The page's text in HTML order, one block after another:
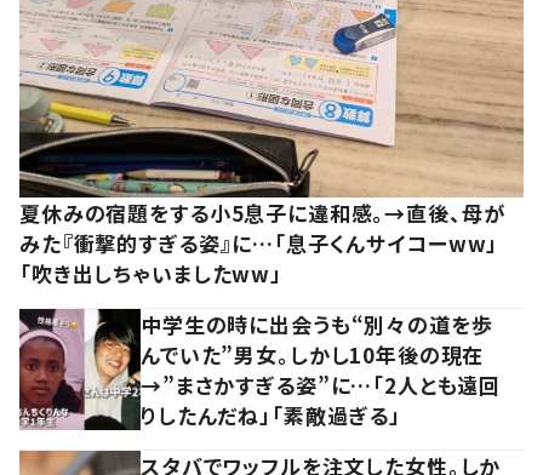
夏休みの宿題をする小5息子に違和感。→直後、母が
みた『衝撃的すぎる姿』に…「息子くんサイコーww」
「吹き出しちゃいましたww」
中学生の時に出会うも“別々の道を歩
んでいた”男女。しかし10年後の現在
→”まさかすぎる姿”に…「2人とも遠回
りしたんだね」「素敵過ぎる」
スタバでワッフルを注文した女性。しか